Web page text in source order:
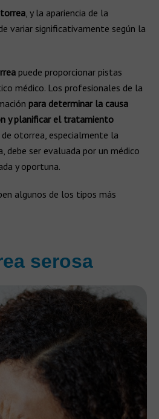
, y la apariencia de la
variar significativamente según la
puede proporcionar pistas
médico. Los profesionales de la
para determinar la causa
y planificar el tratamiento
otorrea, especialmente la
ser evaluada por un médico
y oportuna.
algunos de los tipos más
serosa